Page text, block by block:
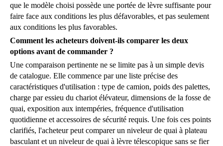
que le modèle choisi possède une portée de lèvre suffisante pour
faire face aux conditions les plus défavorables, et pas seulement
aux conditions les plus favorables.
Comment les acheteurs doivent-ils comparer les deux
options avant de commander ?
Une comparaison pertinente ne se limite pas à un simple devis
de catalogue. Elle commence par une liste précise des
caractéristiques d'utilisation : type de camion, poids des palettes,
charge par essieu du chariot élévateur, dimensions de la fosse de
quai, exposition aux intempéries, fréquence d'utilisation
quotidienne et accessoires de sécurité requis. Une fois ces points
clarifiés, l'acheteur peut comparer un niveleur de quai à plateau
basculant et un niveleur de quai à lèvre télescopique sans se fier